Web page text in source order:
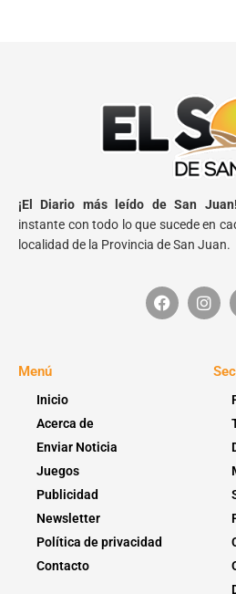
¡El Diario más leído de San Juan!
instante con todo lo que sucede en
localidad de la Provincia de San Juan.
Menú
Inicio
Acerca de
Enviar Noticia
Juegos
Publicidad
Newsletter
Política de privacidad
Contacto